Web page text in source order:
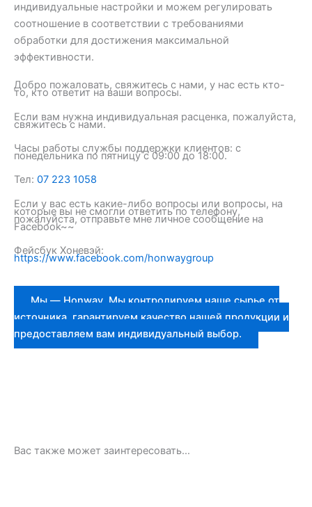
индивидуальные настройки и можем регулировать
соотношение в соответствии с требованиями
обработки для достижения максимальной
эффективности.
Добро пожаловать, свяжитесь с нами, у нас есть кто-
то, кто ответит на ваши вопросы.
Если вам нужна индивидуальная расценка, пожалуйста,
свяжитесь с нами.
Часы работы службы поддержки клиентов: с
понедельника по пятницу с 09:00 до 18:00.
Тел: 07 223 1058
Если у вас есть какие-либо вопросы или вопросы, на
которые вы не смогли ответить по телефону,
пожалуйста, отправьте мне личное сообщение на
Facebook~~
Фейсбук Хоневэй:
https://www.facebook.com/honwaygroup
Мы — Honway. Мы контролируем наше сырье от
источника, гарантируем качество нашей продукции и
предоставляем вам индивидуальный выбор.
Вас также может заинтересовать…